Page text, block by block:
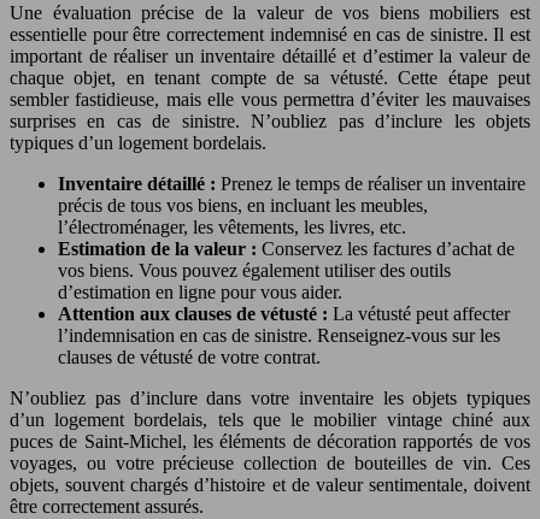
Une évaluation précise de la valeur de vos biens mobiliers est
essentielle pour être correctement indemnisé en cas de sinistre. Il est
important de réaliser un inventaire détaillé et d’estimer la valeur de
chaque objet, en tenant compte de sa vétusté. Cette étape peut
sembler fastidieuse, mais elle vous permettra d’éviter les mauvaises
surprises en cas de sinistre. N’oubliez pas d’inclure les objets
typiques d’un logement bordelais.
Inventaire détaillé : Prenez le temps de réaliser un inventaire
précis de tous vos biens, en incluant les meubles,
l’électroménager, les vêtements, les livres, etc.
Estimation de la valeur : Conservez les factures d’achat de
vos biens. Vous pouvez également utiliser des outils
d’estimation en ligne pour vous aider.
Attention aux clauses de vétusté : La vétusté peut affecter
l’indemnisation en cas de sinistre. Renseignez-vous sur les
clauses de vétusté de votre contrat.
N’oubliez pas d’inclure dans votre inventaire les objets typiques
d’un logement bordelais, tels que le mobilier vintage chiné aux
puces de Saint-Michel, les éléments de décoration rapportés de vos
voyages, ou votre précieuse collection de bouteilles de vin. Ces
objets, souvent chargés d’histoire et de valeur sentimentale, doivent
être correctement assurés.